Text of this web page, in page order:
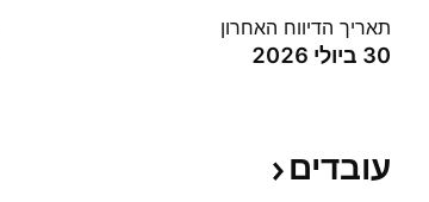
תאריך הדיווח האחרון
30 ביולי 2026
עובדים